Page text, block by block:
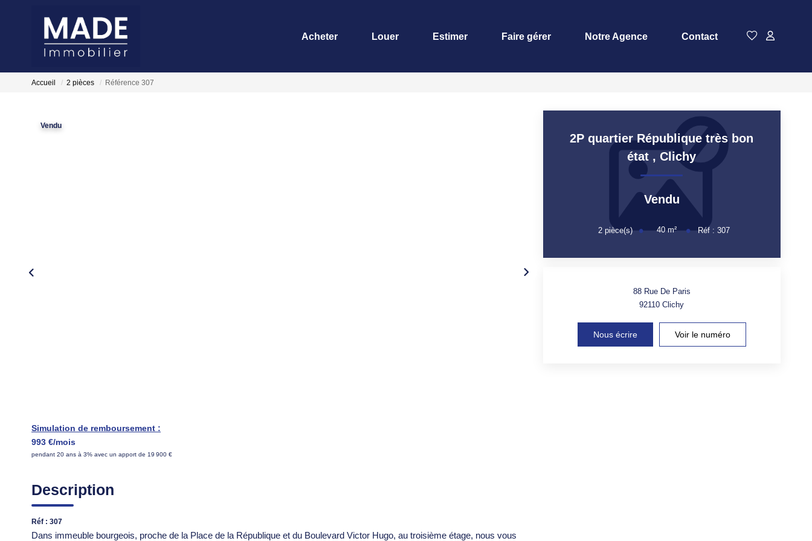
Acheter Louer Estimer Faire gérer Notre Agence Contact
Accueil 2 pièces Référence 307
Vendu
Simulation de remboursement :
993 €/mois
pendant 20 ans à 3% avec un apport de 19 900 €
Description
Réf : 307
Dans immeuble bourgeois, proche de la Place de la République et du Boulevard Victor Hugo, au troisième étage, nous vous
2P quartier République très bon
état ,Clichy
Vendu
2pièce(s) 40m² Réf :307
88 Rue De Paris
92110Clichy
Nous écrire Voir le numéro